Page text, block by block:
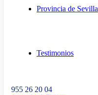
Provincia de Sevilla
Testimonios
955 26 20 04